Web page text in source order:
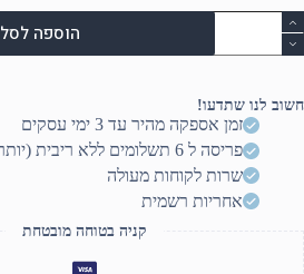
כמות
של
SRH440
גח
מקצועיות
הוספה לסל
חשוב לנו שתדעו!
זמן אספקה מהיר עד 3 ימי עסקים
פריסה ל 6 תשלומים ללא ריבית (יותר? דברו איתנו)
שרות לקוחות מעולה
אחריות רשמית
קניה בטוחה מובטחת